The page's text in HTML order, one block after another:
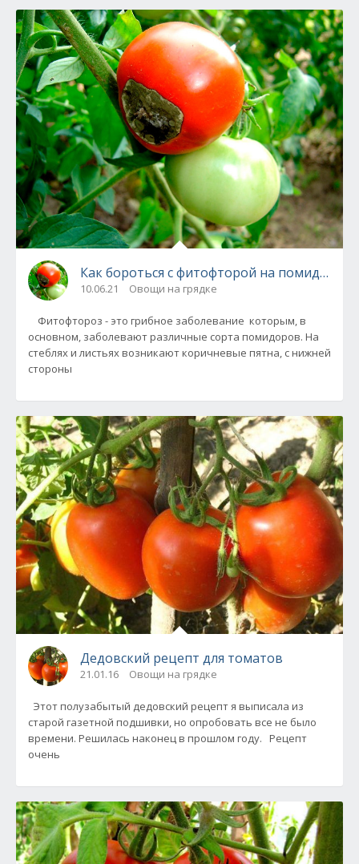
Как бороться с фитофторой на помидорах
10.06.21 Овощи на грядке
Фитофтороз - это грибное заболевание которым, в
основном, заболевают различные сорта помидоров. На
стеблях и листьях возникают коричневые пятна, с нижней
стороны
Дедовский рецепт для томатов
21.01.16 Овощи на грядке
Этот полузабытый дедовский рецепт я выписала из
старой газетной подшивки, но опробовать все не было
времени. Решилась наконец в прошлом году. Рецепт
очень